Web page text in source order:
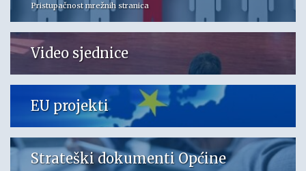
Pristupačnost mrežnih stranica
Video sjednice
EU projekti
Strateški dokumenti Općine